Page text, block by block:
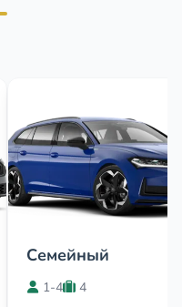
Семейный
1-4
4